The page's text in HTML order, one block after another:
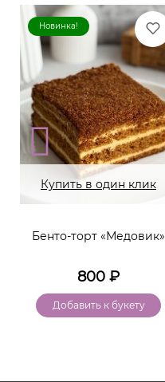
Новинка!
Купить в один клик
Бенто-торт «Медовик»
800 ₽
Добавить к букету